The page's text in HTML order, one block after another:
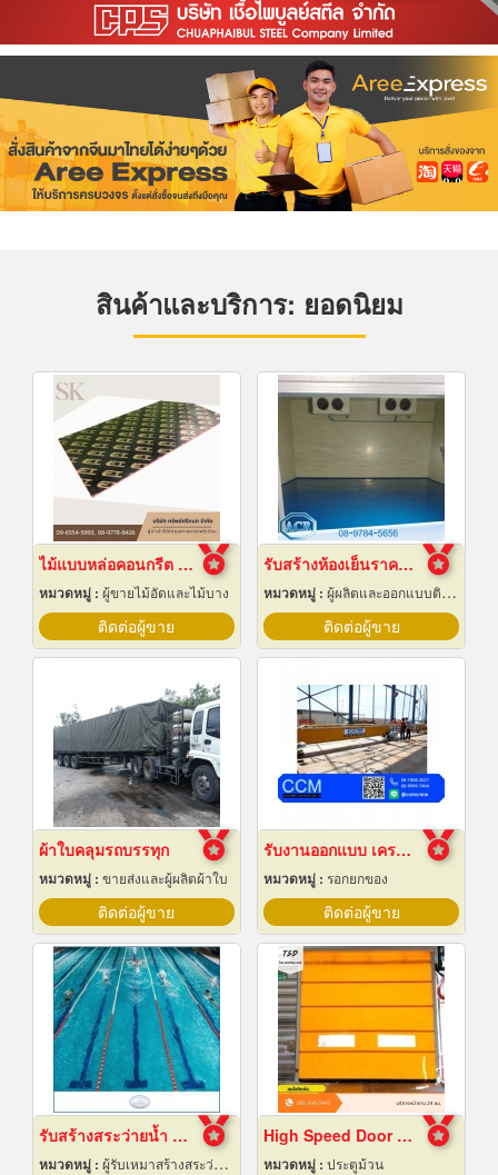
สินค้าและบริการ: ยอดนิยม
ไม้แบบหล่อคอนกรีต ไม้แบบเทปูน
หมวดหมู่ : ผู้ขายไม้อัดและไม้บาง
ติดต่อผู้ขาย
รับสร้างห้องเย็นราคาถูก
หมวดหมู่ : ผู้ผลิตและออกแบบติดตั้งห้องเย็น
ติดต่อผู้ขาย
ผ้าใบคลุมรถบรรทุก
หมวดหมู่ : ขายส่งและผู้ผลิตผ้าใบ
ติดต่อผู้ขาย
รับงานออกแบบ เครนโรงงาน
หมวดหมู่ : รอกยกของ
ติดต่อผู้ขาย
รับสร้างสระว่ายน้ำ ราคาถูก
หมวดหมู่ : ผู้รับเหมาสร้างสระว่ายน้ำ
High Speed Door สมุทรปราการ
หมวดหมู่ : ประตูม้วน